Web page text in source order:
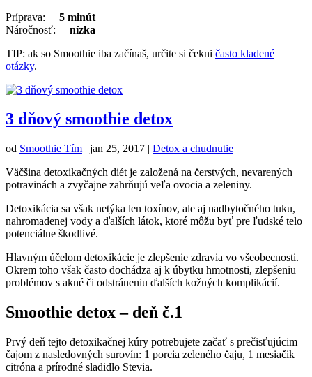
Príprava: 5 minút
Náročnosť: nízka
TIP: ak so Smoothie iba začínaš, určite si čekni často kladené
otázky.
3 dňový smoothie detox
od Smoothie Tím | jan 25, 2017 | Detox a chudnutie
Väčšina detoxikačných diét je založená na čerstvých, nevarených
potravinách a zvyčajne zahrňujú veľa ovocia a zeleniny.
Detoxikácia sa však netýka len toxínov, ale aj nadbytočného tuku,
nahromadenej vody a ďalších látok, ktoré môžu byť pre ľudské telo
potenciálne škodlivé.
Hlavným účelom detoxikácie je zlepšenie zdravia vo všeobecnosti.
Okrem toho však často dochádza aj k úbytku hmotnosti, zlepšeniu
problémov s akné či odstráneniu ďalších kožných komplikácií.
Smoothie detox – deň č.1
Prvý deň tejto detoxikačnej kúry potrebujete začať s prečisťujúcim
čajom z nasledovných surovín: 1 porcia zeleného čaju, 1 mesiačik
citróna a prírodné sladidlo Stevia.